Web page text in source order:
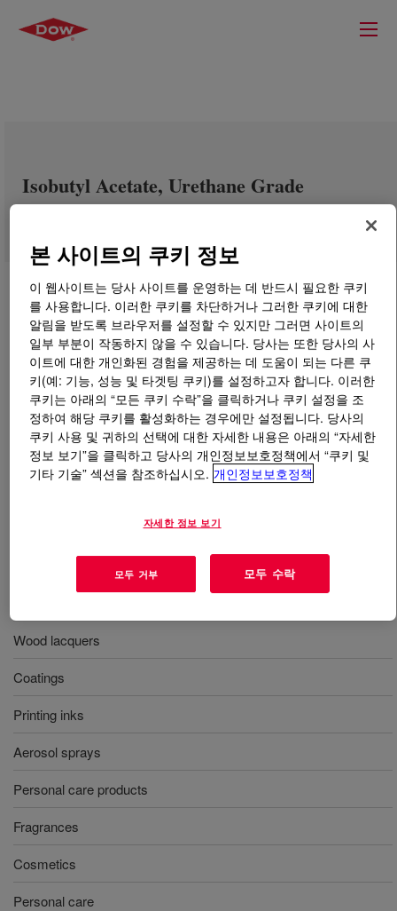
Isobutyl Acetate, Urethane Grade
무엇입니까 Isobutyl Acetate, Urethane Grade?
A colorless solvent with medium volatility and a
Wood lacquers
Coatings
Printing inks
Aerosol sprays
Personal care products
Fragrances
Cosmetics
Personal care
본 사이트의 쿠키 정보
이 웹사이트는 당사 사이트를 운영하는 데 반드시 필요한 쿠키
를 사용합니다. 이러한 쿠키를 차단하거나 그러한 쿠키에 대한
알림을 받도록 브라우저를 설정할 수 있지만 그러면 사이트의
일부 부분이 작동하지 않을 수 있습니다. 당사는 또한 당사의 사
이트에 대한 개인화된 경험을 제공하는 데 도움이 되는 다른 쿠
키(예: 기능, 성능 및 타겟팅 쿠키)를 설정하고자 합니다. 이러한
쿠키는 아래의 “모든 쿠키 수락”을 클릭하거나 쿠키 설정을 조
정하여 해당 쿠키를 활성화하는 경우에만 설정됩니다. 당사의
쿠키 사용 및 귀하의 선택에 대한 자세한 내용은 아래의 “자세한
정보 보기”을 클릭하고 당사의 개인정보보호정책에서 “쿠키 및
기타 기술” 섹션을 참조하십시오. 개인정보보호정책
자세한 정보 보기
모두 거부 모두 수락